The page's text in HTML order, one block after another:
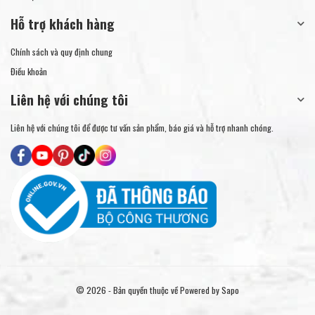
Hỗ trợ khách hàng
Chính sách và quy định chung
Điều khoản
Liên hệ với chúng tôi
Liên hệ với chúng tôi để được tư vấn sản phẩm, báo giá và hỗ trợ nhanh chóng.
© 2026 - Bản quyền thuộc vềPowered by Sapo